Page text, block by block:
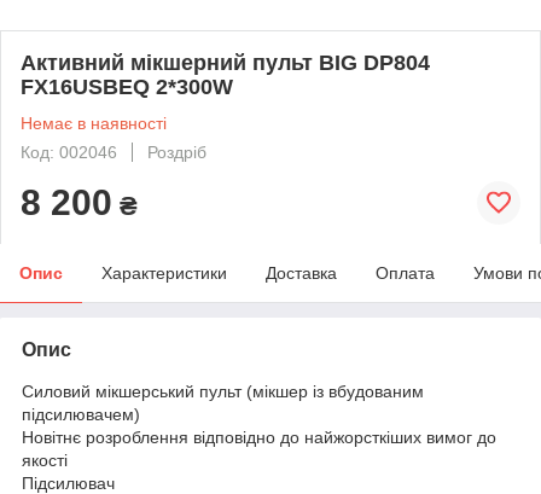
Активний мікшерний пульт BIG DP804
FX16USBEQ 2*300W
Немає в наявності
Код: 002046
Роздріб
8 200 ₴
Опис Характеристики Доставка Оплата Умови
Опис
Силовий мікшерський пульт (мікшер із вбудованим
підсилювачем)
Новітнє розроблення відповідно до найжорсткіших вимог до
якості
Підсилювач